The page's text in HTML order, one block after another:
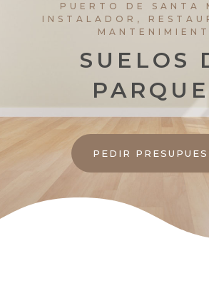
PUERTO DE SANTA
INSTALADOR,
SUELOS
PEDIR